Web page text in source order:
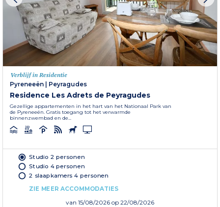
Verblijf in Residentie
Pyreneeën | Peyragudes
Residence Les Adrets de Peyragudes
Gezellige appartementen in het hart van het Nationaal Park van
de Pyreneeën. Gratis toegang tot het verwarmde
binnenzwembad en de...
Studio 2 personen
Studio 4 personen
2 slaapkamers 4 personen
ZIE MEER ACCOMMODATIES
van 15/08/2026 op 22/08/2026